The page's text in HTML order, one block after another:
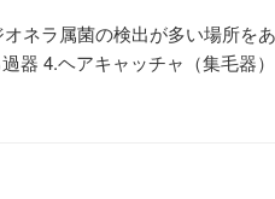
ネラ属菌の検出が多い場所を
器 4.ヘアキャッチャ（集毛器